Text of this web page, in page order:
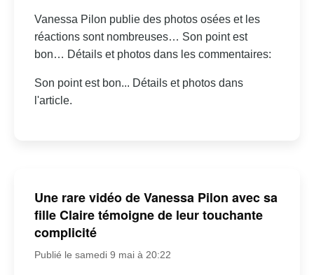
Vanessa Pilon publie des photos osées et les
réactions sont nombreuses… Son point est
bon… Détails et photos dans les commentaires:
Son point est bon... Détails et photos dans
l'article.
Une rare vidéo de Vanessa Pilon avec sa
fille Claire témoigne de leur touchante
complicité
Publié le samedi 9 mai à 20:22